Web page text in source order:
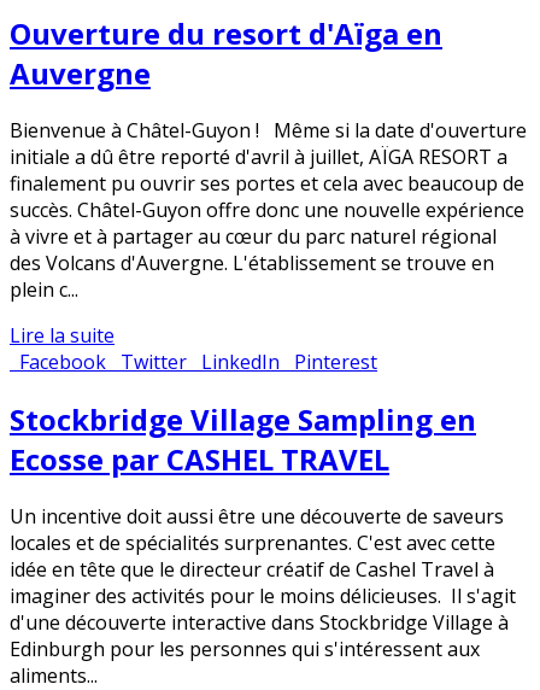
Ouverture du resort d'Aïga en
Auvergne
Bienvenue à Châtel-Guyon ! Même si la date d'ouverture
initiale a dû être reporté d'avril à juillet, AÏGA RESORT a
finalement pu ouvrir ses portes et cela avec beaucoup de
succès. Châtel-Guyon offre donc une nouvelle expérience
à vivre et à partager au cœur du parc naturel régional
des Volcans d'Auvergne. L'établissement se trouve en
plein c...
Lire la suite
Facebook Twitter LinkedIn Pinterest
Stockbridge Village Sampling en
Ecosse par CASHEL TRAVEL
Un incentive doit aussi être une découverte de saveurs
locales et de spécialités surprenantes. C'est avec cette
idée en tête que le directeur créatif de Cashel Travel à
imaginer des activités pour le moins délicieuses. Il s'agit
d'une découverte interactive dans Stockbridge Village à
Edinburgh pour les personnes qui s'intéressent aux
aliments...